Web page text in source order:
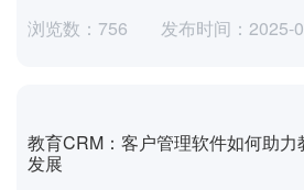
浏览数：756 发布时间：2025-
教育CRM：客户管理软件如何助
发展